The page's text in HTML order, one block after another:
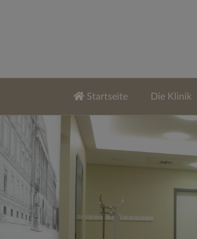
Startseite Die Klinik